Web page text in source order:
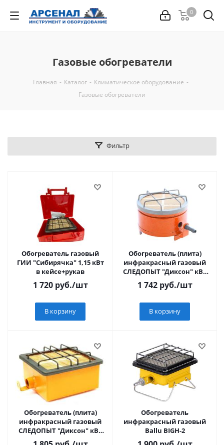
0
Газовые обогреватели
Главная - Каталог - Климатическое оборудование -
Газовые обогреватели
Фильтр
Обогреватель газовый
ГИИ "Сибирячка" 1,15 кВт
в кейсе+рукав
1 720руб./шт
В корзину
Обогреватель (плита)
инфракрасный газовый
СЛЕДОПЫТ "Диксон" кВт
1,15
1 742руб./шт
В корзину
Обогреватель (плита)
инфракрасный газовый
СЛЕДОПЫТ "Диксон" кВт
Обогреватель
инфракрасный газовый
Ballu BIGH-2